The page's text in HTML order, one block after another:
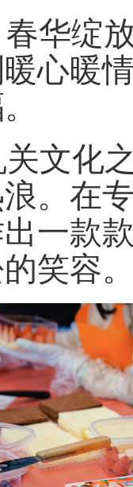
华绽
心暖
文化
。在
一款
笑容